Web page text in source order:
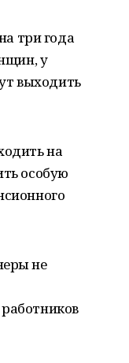
три года
у
выходить
на
особую
не